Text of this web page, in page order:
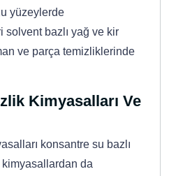
yüzeylerde
solvent bazlı yağ ve kir
ve parça temizliklerinde
Kimyasalları Ve
konsantre su bazlı
da